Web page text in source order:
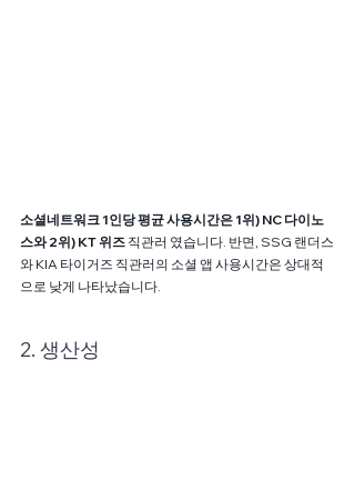
소셜네트워크 1인당 평균 사용시간은 1위) NC 다이노
스와 2위) KT 위즈 직관러 였습니다. 반면, SSG 랜더스
와 KIA 타이거즈 직관러의 소셜 앱 사용시간은 상대적
으로 낮게 나타났습니다.
2. 생산성